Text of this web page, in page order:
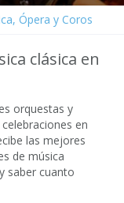
Ópera y Coros
clásica en
orquestas y
en
las mejores
de música
saber cuanto